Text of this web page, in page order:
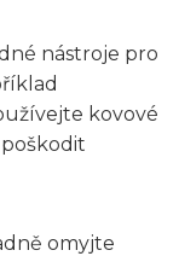
nástroje pro
kovové
omyjte